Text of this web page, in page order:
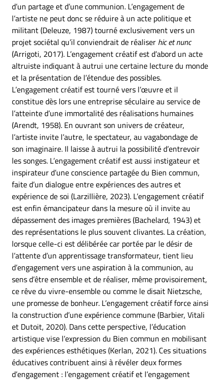
d’un partage et d’une communion. L’engagement de
l’artiste ne peut donc se réduire à un acte politique et
militant (Deleuze, 1987) tourné exclusivement vers un
projet sociétal qu’il conviendrait de réaliser hic et nunc
(Arrigoti, 2017). L’engagement créatif est d’abord un acte
altruiste indiquant à autrui une certaine lecture du monde
et la présentation de l’étendue des possibles.
L’engagement créatif est tourné vers l’œuvre et il
constitue dès lors une entreprise séculaire au service de
l’atteinte d’une immortalité des réalisations humaines
(Arendt, 1958). En ouvrant son univers de créateur,
l’artiste invite l’autre, le spectateur, au vagabondage de
son imaginaire. Il laisse à autrui la possibilité d’entrevoir
les songes. L’engagement créatif est aussi instigateur et
inspirateur d’une conscience partagée du Bien commun,
faite d’un dialogue entre expériences des autres et
expérience de soi (Larzillière, 2023). L’engagement créatif
est enfin émancipateur dans la mesure où il invite au
dépassement des images premières (Bachelard, 1943) et
des représentations le plus souvent clivantes. La création,
lorsque celle-ci est délibérée car portée par le désir de
l’attente d’un apprentissage transformateur, tient lieu
d’engagement vers une aspiration à la communion, au
sens d’être ensemble et de réaliser, même provisoirement,
ce rêve du vivre-ensemble ou comme le disait Nietzsche,
une promesse de bonheur. L’engagement créatif force ainsi
la construction d’une expérience commune (Barbier, Vitali
et Dutoit, 2020). Dans cette perspective, l’éducation
artistique vise l’expression du Bien commun en mobilisant
des expériences esthétiques (Kerlan, 2021). Ces situations
éducatives contribuent ainsi à révéler deux formes
d’engagement : l’engagement créatif et l’engagement